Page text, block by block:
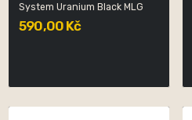
System Uranium Black MLG
590,00 Kč